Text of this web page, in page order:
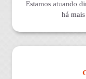
Estamos atuando
há